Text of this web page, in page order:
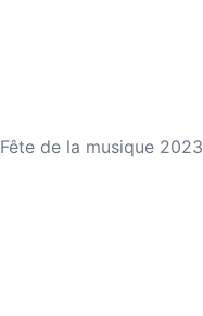
Fête de la musique 2023